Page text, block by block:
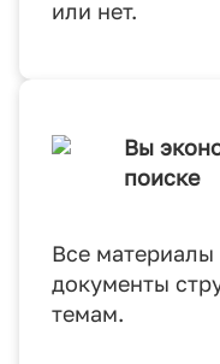
или нет.
Вы
поиске
Все
документы
темам.